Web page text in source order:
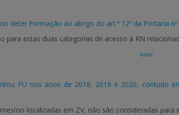
deter Formação ao abrigo do art.º 12º da Portaria
para estas duas categorias de acesso à RN
Voltar
PU nos anos de 2018, 2019 e 2020, contudo
localizadas em ZV, não são consideradas para